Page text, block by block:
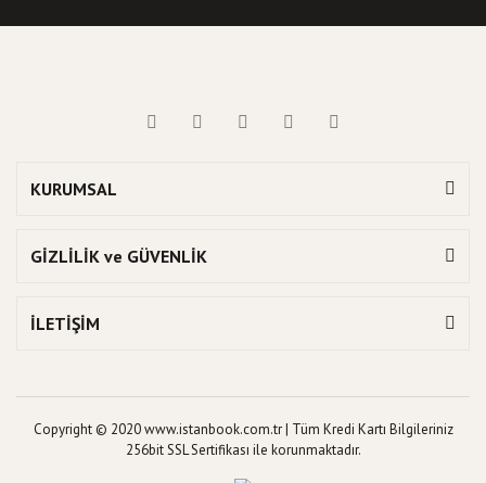
KURUMSAL
GİZLİLİK ve GÜVENLİK
İLETİŞİM
Copyright © 2020 www.istanbook.com.tr | Tüm Kredi Kartı Bilgileriniz
256bit SSL Sertifikası ile korunmaktadır.